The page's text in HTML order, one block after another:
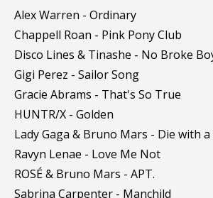
Alex Warren - Ordinary
Chappell Roan - Pink Pony Club
Disco Lines & Tinashe - No Broke
Gigi Perez - Sailor Song
Gracie Abrams - That's So True
HUNTR/X - Golden
Lady Gaga & Bruno Mars - Die with a
Ravyn Lenae - Love Me Not
ROSÉ & Bruno Mars - APT.
Sabrina Carpenter - Manchild